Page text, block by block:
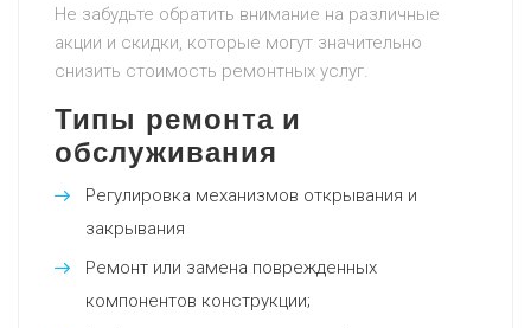
Не забудьте обратить внимание на различные
акции и скидки, которые могут значительно
снизить стоимость ремонтных услуг.
Типы ремонта и
обслуживания
Регулировка механизмов открывания и
закрывания
Ремонт или замена поврежденных
компонентов конструкции;